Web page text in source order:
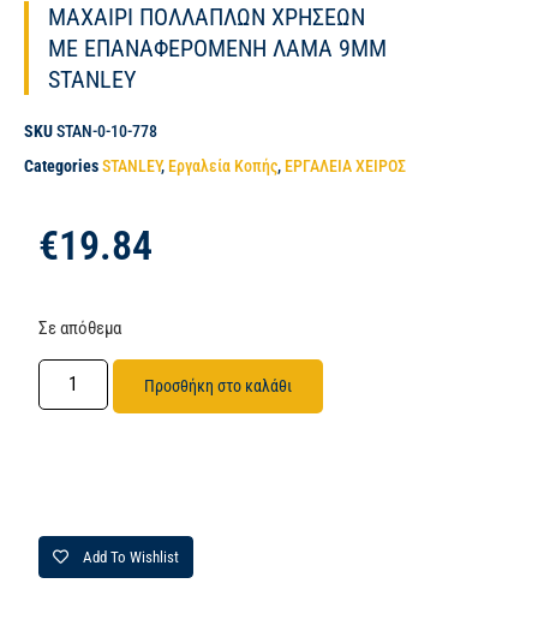
ΜΑΧΑΙΡΙ ΠΟΛΛΑΠΛΩΝ ΧΡΗΣΕΩΝ
ΜΕ ΕΠΑΝΑΦΕΡΟΜΕΝΗ ΛΑΜΑ 9ΜΜ
STANLEY
SKUSTAN-0-10-778
CategoriesSTANLEY, Εργαλεία Κοπής, ΕΡΓΑΛΕΙΑ ΧΕΙΡΟΣ
€19.84
Σε απόθεμα
Προσθήκη στο καλάθι
Add To Wishlist